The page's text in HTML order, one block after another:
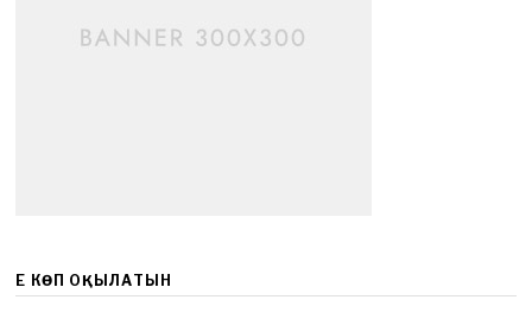
ЕҢ КӨП ОҚЫЛАТЫН